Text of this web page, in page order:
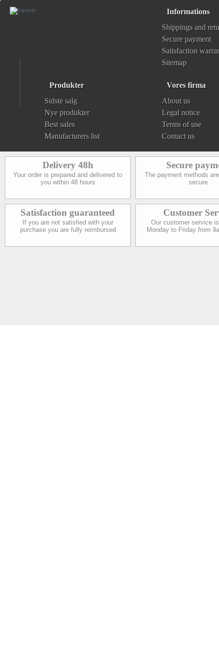
Informations
Shippings and
Secure payment
Satisfaction
Sitemap
Produkter
Sidste salg
Nye produkter
Best sales
Manufacturers list
Vores firma
About us
Legal notice
Terms of use
Contact us
Delivery 48h
Your order is prepared and delivered to
you within 48 hours
Secure
The payment methods
secure
Satisfaction guaranteed
If you are not satisfied with your
purchase you are fully reimbursed
Customer
Our customer service
Monday to Friday from